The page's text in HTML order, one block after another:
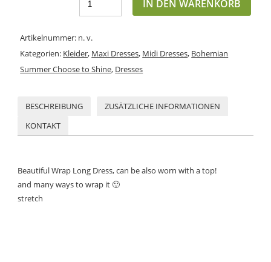
IN DEN WARENKORB
Artikelnummer: n. v.
Kategorien: Kleider, Maxi Dresses, Midi Dresses, Bohemian
Summer Choose to Shine, Dresses
BESCHREIBUNG
ZUSÄTZLICHE INFORMATIONEN
KONTAKT
Beautiful Wrap Long Dress, can be also worn with a top!
and many ways to wrap it 🙂
stretch